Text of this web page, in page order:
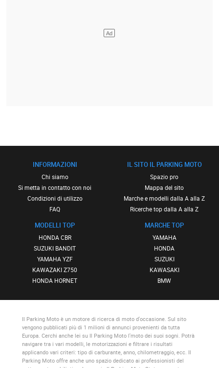
INFORMAZIONI
Chi siamo
Si metta in contatto con noi
Condizioni di utilizzo
FAQ
MODELLI TOP
HONDA CBR
SUZUKI BANDIT
YAMAHA YZF
KAWAZAKI Z750
HONDA HORNET
IL SITO IL PARKING MOTO
Spazio pro
Mappa del sito
Marche e modelli dalla A alla Z
Ricerche top dalla A alla Z
MARCHE TOP
YAMAHA
HONDA
SUZUKI
KAWASAKI
BMW
Il Parking Motoè un motore di ricerca di moto d'occasione. Sul sito
vengono pubblicati più di 1 milioni di annunci provenienti da tutta
Europa. Cerchi anche lei su Il Parking Motol'moto dei suoi sogni. Potrà
navigare tra i vari modelli, le motorizzazioni e filtrare i risultati
applicando vari criteri: tipo di carburante, anno, chilometraggio, ecc. Il
Parking Motooffre anche uno spazio dedicato ai professionisti del